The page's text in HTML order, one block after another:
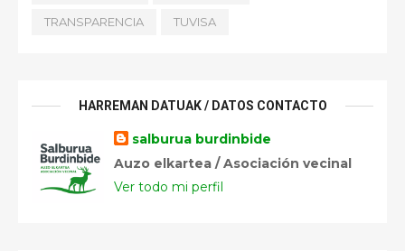
TRANSPARENCIA TUVISA
HARREMAN DATUAK / DATOS CONTACTO
salburua burdinbide
Auzo elkartea / Asociación vecinal
Ver todo mi perfil